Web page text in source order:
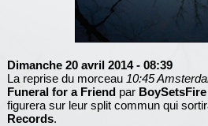
Dimanche 20 avril 2014 - 08:39
La reprise du morceau 10:45
Funeral for a Friendpar BoySetsFire
figurera sur leur split commun qui
Records.